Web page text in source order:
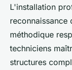
L'installation
reconnaissance
méthodique
techniciens
structures